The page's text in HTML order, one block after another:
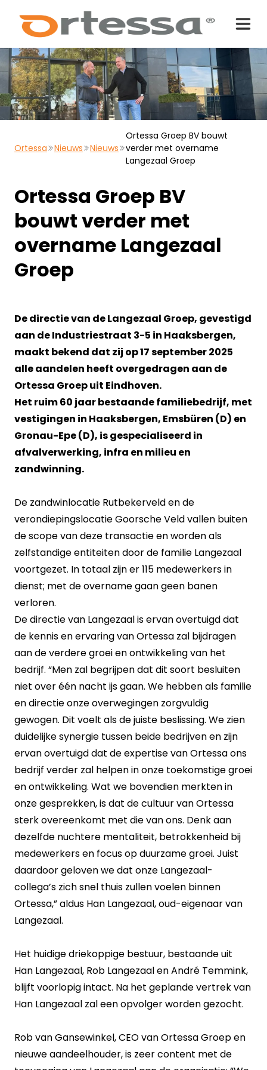
Ortessa Nieuws Nieuws
Ortessa Groep BV bouwt
verder met overname
Langezaal Groep
Ortessa Groep BV
bouwt verder met
overname Langezaal
Groep
De directie van de Langezaal Groep, gevestigd
aan de Industriestraat 3-5 in Haaksbergen,
maakt bekend dat zij op 17 september 2025
alle aandelen heeft overgedragen aan de
Ortessa Groep uit Eindhoven.
Het ruim 60 jaar bestaande familiebedrijf, met
vestigingen in Haaksbergen, Emsbüren (D) en
Gronau-Epe (D), is gespecialiseerd in
afvalverwerking, infra en milieu en
zandwinning.
De zandwinlocatie Rutbekerveld en de
verondiepingslocatie Goorsche Veld vallen buiten
de scope van deze transactie en worden als
zelfstandige entiteiten door de familie Langezaal
voortgezet. In totaal zijn er 115 medewerkers in
dienst; met de overname gaan geen banen
verloren.
De directie van Langezaal is ervan overtuigd dat
de kennis en ervaring van Ortessa zal bijdragen
aan de verdere groei en ontwikkeling van het
bedrijf. “Men zal begrijpen dat dit soort besluiten
niet over één nacht ijs gaan. We hebben als familie
en directie onze overwegingen zorgvuldig
gewogen. Dit voelt als de juiste beslissing. We zien
duidelijke synergie tussen beide bedrijven en zijn
ervan overtuigd dat de expertise van Ortessa ons
bedrijf verder zal helpen in onze toekomstige groei
en ontwikkeling. Wat we bovendien merkten in
onze gesprekken, is dat de cultuur van Ortessa
sterk overeenkomt met die van ons. Denk aan
dezelfde nuchtere mentaliteit, betrokkenheid bij
medewerkers en focus op duurzame groei. Juist
daardoor geloven we dat onze Langezaal-
collega’s zich snel thuis zullen voelen binnen
Ortessa,” aldus Han Langezaal, oud-eigenaar van
Langezaal.
Het huidige driekoppige bestuur, bestaande uit
Han Langezaal, Rob Langezaal en André Temmink,
blijft voorlopig intact. Na het geplande vertrek van
Han Langezaal zal een opvolger worden gezocht.
Rob van Gansewinkel, CEO van Ortessa Groep en
nieuwe aandeelhouder, is zeer content met de